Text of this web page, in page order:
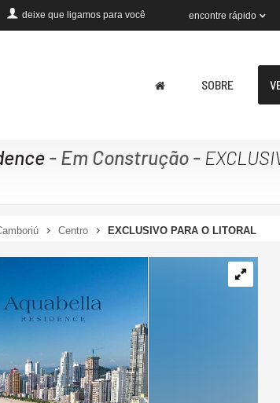
deixe que ligamos para você encontre rápido
SOBRE
- Em Construção -
Centro EXCLUSIVO PARA O LITORAL